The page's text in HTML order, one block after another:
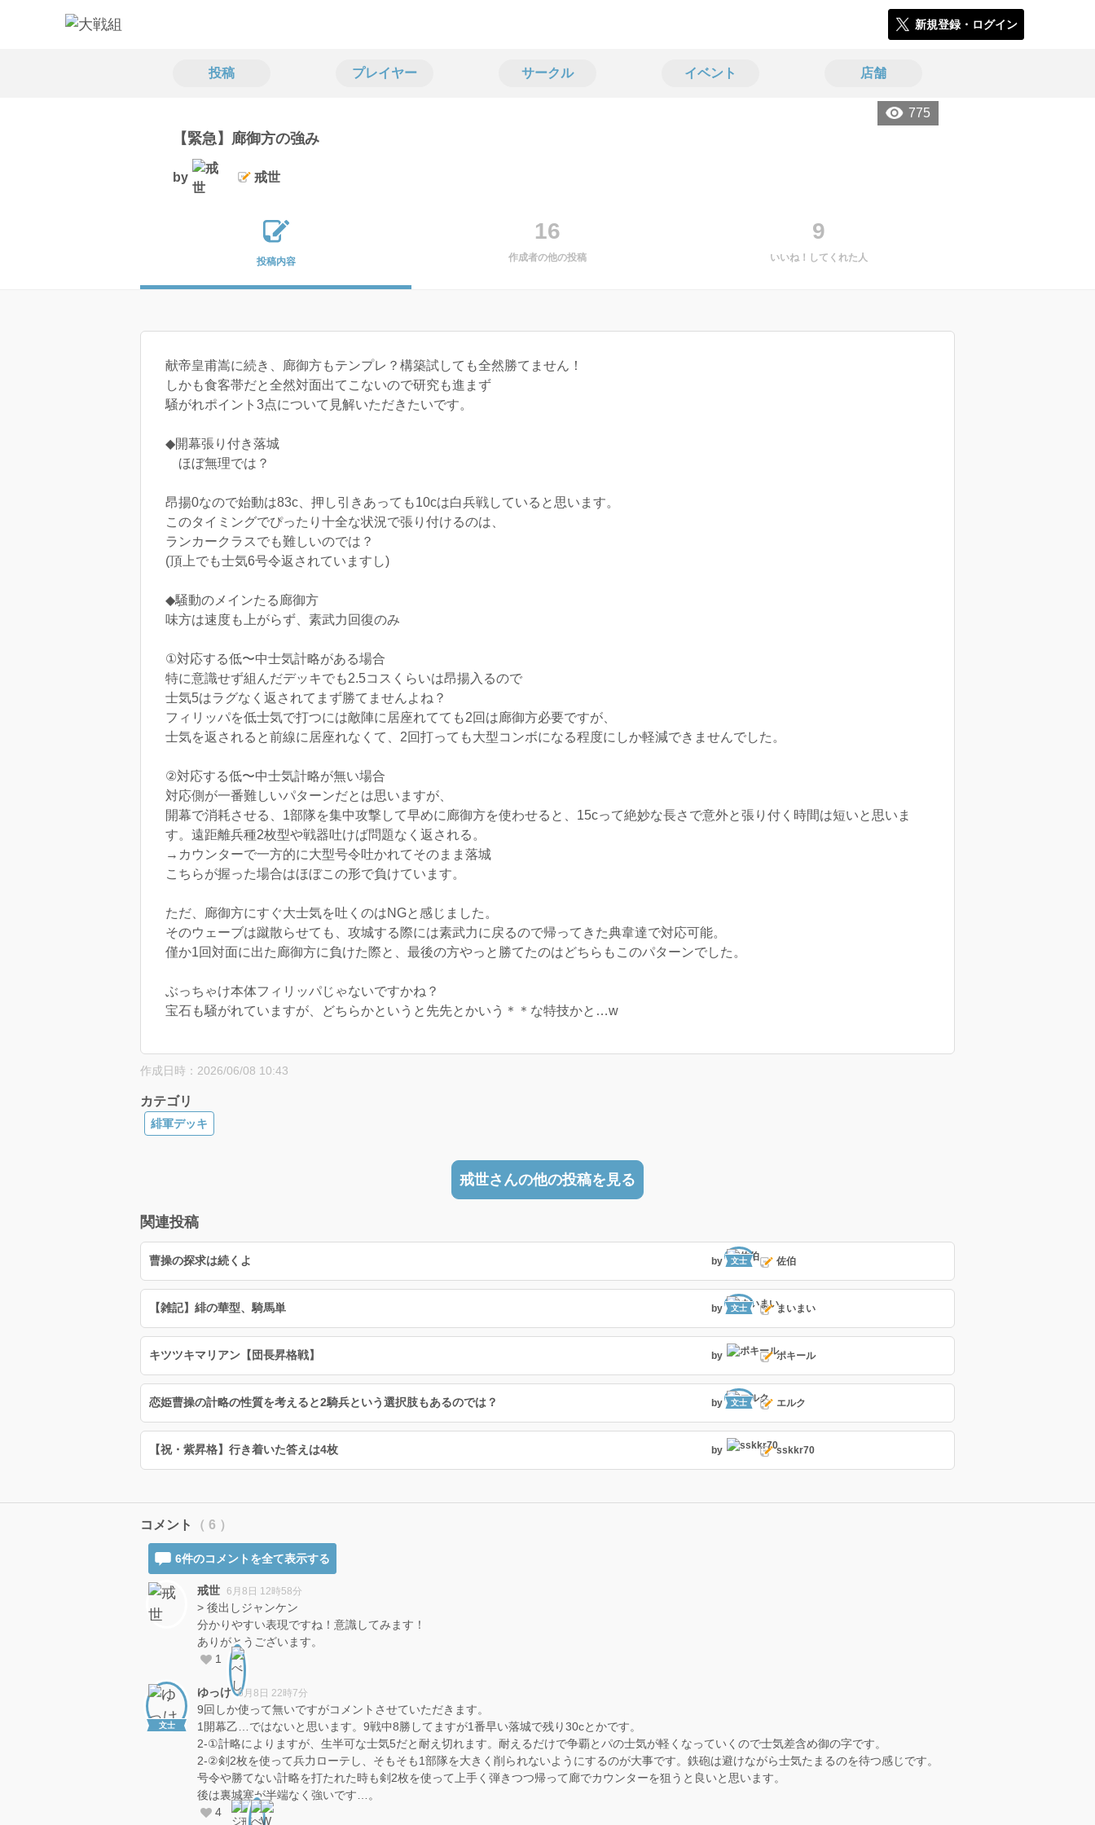
新規登録・ログイン
投稿 プレイヤー サークル イベント 店舗
775
【緊急】廊御方の強み
by 戒世
投稿内容
16
作成者の他の投稿
9
いいね！してくれた人
献帝皇甫嵩に続き、廊御方もテンプレ？構築試しても全然勝てません！
しかも食客帯だと全然対面出てこないので研究も進まず
騒がれポイント3点について見解いただきたいです。
◆開幕張り付き落城
ほぼ無理では？
昂揚0なので始動は83c、押し引きあっても10cは白兵戦していると思います。
このタイミングでぴったり十全な状況で張り付けるのは、
ランカークラスでも難しいのでは？
(頂上でも士気6号令返されていますし)
◆騒動のメインたる廊御方
味方は速度も上がらず、素武力回復のみ
①対応する低〜中士気計略がある場合
特に意識せず組んだデッキでも2.5コスくらいは昂揚入るので
士気5はラグなく返されてまず勝てませんよね？
フィリッパを低士気で打つには敵陣に居座れてても2回は廊御方必要ですが、
士気を返されると前線に居座れなくて、2回打っても大型コンボになる程度にしか軽減できませんでした。
②対応する低〜中士気計略が無い場合
対応側が一番難しいパターンだとは思いますが、
開幕で消耗させる、1部隊を集中攻撃して早めに廊御方を使わせると、15cって絶妙な長さで意外と張り付く時間は短いと思いま
す。遠距離兵種2枚型や戦器吐けば問題なく返される。
→カウンターで一方的に大型号令吐かれてそのまま落城
こちらが握った場合はほぼこの形で負けています。
ただ、廊御方にすぐ大士気を吐くのはNGと感じました。
そのウェーブは蹴散らせても、攻城する際には素武力に戻るので帰ってきた典韋達で対応可能。
僅か1回対面に出た廊御方に負けた際と、最後の方やっと勝てたのはどちらもこのパターンでした。
ぶっちゃけ本体フィリッパじゃないですかね？
宝石も騒がれていますが、どちらかというと先先とかいう＊＊な特技かと…w
作成日時：2026/06/08 10:43
カテゴリ
緋軍デッキ
戒世さんの他の投稿を見る
関連投稿
曹操の探求は続くよ by 文士 佐伯
【雑記】緋の華型、騎馬単 by 文士 まいまい
キツツキマリアン【団長昇格戦】 by ポキール
恋姫曹操の計略の性質を考えると2騎兵という選択肢もあるのでは？ by 文士 エルク
【祝・紫昇格】行き着いた答えは4枚 by sskkr70
コメント （ 6 ）
6件のコメントを全て表示する
戒世 6月8日 12時58分
> 後出しジャンケン
分かりやすい表現ですね！意識してみます！
ありがとうございます。
1
文士
ゆっけ 6月8日 22時7分
9回しか使って無いですがコメントさせていただきます。
1開幕乙…ではないと思います。9戦中8勝してますが1番早い落城で残り30cとかです。
2-①計略によりますが、生半可な士気5だと耐え切れます。耐えるだけで争覇とパの士気が軽くなっていくので士気差含め御の字です。
2-②剣2枚を使って兵力ローテし、そもそも1部隊を大きく削られないようにするのが大事です。鉄砲は避けながら士気たまるのを待つ感じです。
号令や勝てない計略を打たれた時も剣2枚を使って上手く弾きつつ帰って廊でカウンターを狙うと良いと思います。
後は裏城塞が半端なく強いです…。
4